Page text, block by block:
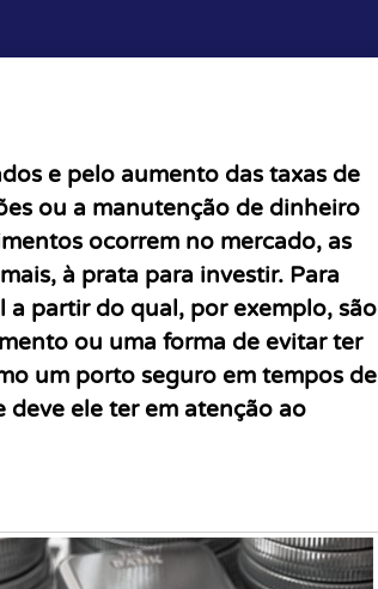
e pelo aumento das taxas de
ou a manutenção de dinheiro
ocorrem no mercado, as
à prata para investir. Para
a partir do qual, por exemplo, são
ou uma forma de evitar ter
um porto seguro em tempos de
ele ter em atenção ao